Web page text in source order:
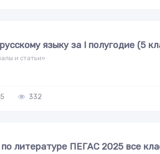
языку за I полугодие (5
и статьи»
332
по литературе ПЕГАС 2025 все